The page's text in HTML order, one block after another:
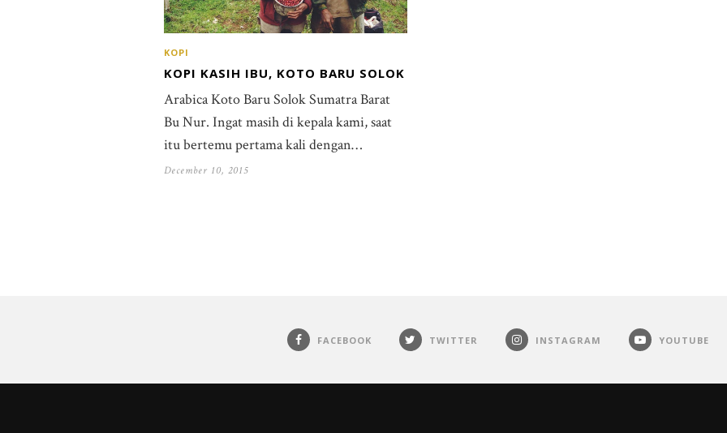
KOPI
KOPI KASIH IBU, KOTO BARU SOLOK
Arabica Koto Baru Solok Sumatra Barat
Bu Nur. Ingat masih di kepala kami, saat
itu bertemu pertama kali dengan…
December 10, 2015
FACEBOOK TWITTER INSTAGRAM YOUTUBE